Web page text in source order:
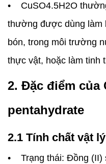
• CuSO4.5H2O
thường được dùng làm
bón, trong môi trường
thực vật, hoặc làm tinh
2. Đặc điểm của
pentahydrate
2.1 Tính chất vật lý
• Trạng thái: Đồng (II)